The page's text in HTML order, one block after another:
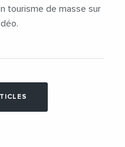
tourisme de masse sur